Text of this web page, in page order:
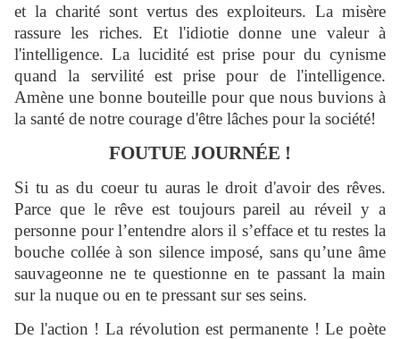
et la charité sont vertus des exploiteurs. La misère
rassure les riches. Et l'idiotie donne une valeur à
l'intelligence. La lucidité est prise pour du cynisme
quand la servilité est prise pour de l'intelligence.
Amène une bonne bouteille pour que nous buvions à
la santé de notre courage d'être lâches pour la société!
FOUTUE JOURNÉE !
Si tu as du coeur tu auras le droit d'avoir des rêves.
Parce que le rêve est toujours pareil au réveil y a
personne pour l’entendre alors il s’efface et tu restes la
bouche collée à son silence imposé, sans qu’une âme
sauvageonne ne te questionne en te passant la main
sur la nuque ou en te pressant sur ses seins.
De l'action ! La révolution est permanente ! Le poète